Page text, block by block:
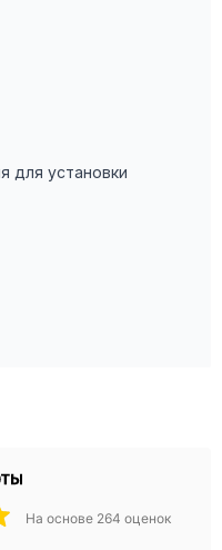
для установки
На основе 264 оценок